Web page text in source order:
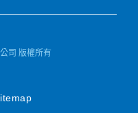
司 版權所有